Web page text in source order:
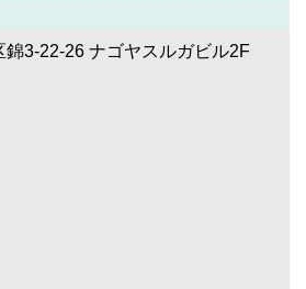
3-22-26 ナゴヤスルガビル2F